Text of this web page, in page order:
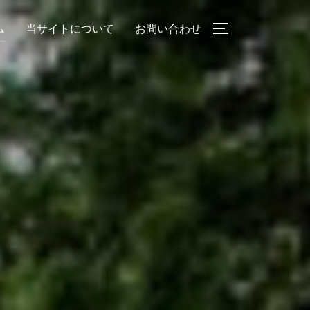
当サイトについて お問い合わせ サイドバーとナ